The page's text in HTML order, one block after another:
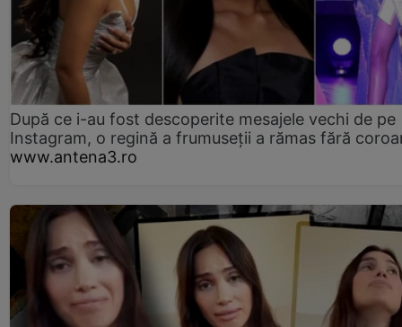
După ce i-au fost descoperite mesajele vechi de pe
Instagram, o regină a frumuseții a rămas fără
www.antena3.ro